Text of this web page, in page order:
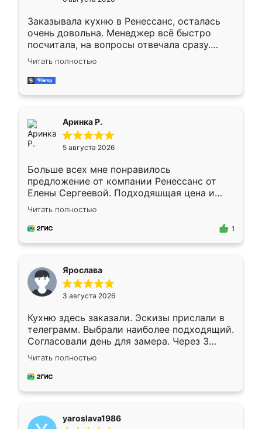
Заказывала кухню в Ренессанс, осталась
очень довольна. Менеджер всё быстро
посчитала, на вопросы отвечала сразу.
Замерщик приехал в субботу, подошёл к
делу со всей ответственностью. Собрали
за день, ребята работали аккуратно, даже
Читать полностью
Аринка Р.
5 августа 2026
Больше всех мне понравилось
предложение от компании Ренессанс от
Елены Сергеевой. Подходяшщая цена и
короткие сроки изготовления. Приехавший
для замера сотрудник Владислав
предложил по моему эскизу самый
Читать полностью
1
Ярослава
3 августа 2026
Кухню здесь заказали. Эскизы прислали в
телеграмм. Выбрали наиболее подходящий.
Согласовали день для замера. Через 3
недели кухня была уже готова. Остались
довольны работой. Спасибо Ренессанс
мебель за качественную работу!
Читать полностью
yaroslava1986